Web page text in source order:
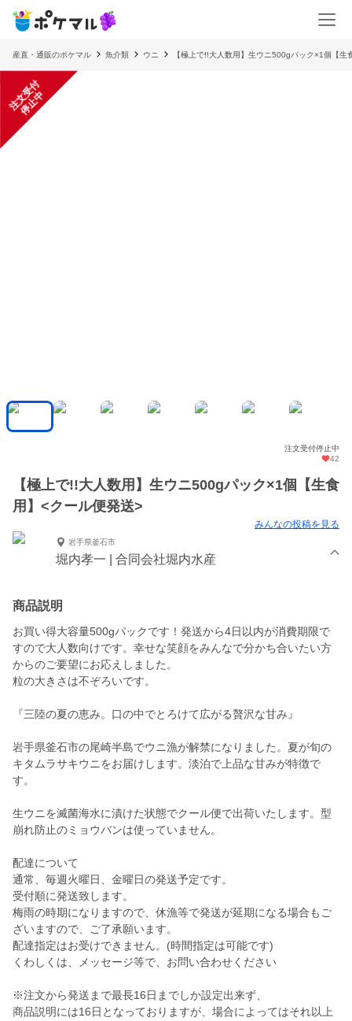
産直・通販のポケマル 魚介類 ウニ 【極上で!!大人数用】生ウニ500gパック×1個【生
注
文
受
付
停
止
中
注文受付停止中
42
【極上で!!大人数用】生ウニ500gパック×1個【生食
用】<クール便発送>
みんなの投稿を見る
岩手県釜石市
堀内孝一 | 合同会社堀内水産
商品説明
お買い得大容量500gパックです！発送から4日以内が消費期限で
すので大人数向けです。幸せな笑顔をみんなで分かち合いたい方
からのご要望にお応えしました。
粒の大きさは不ぞろいです。
『三陸の夏の恵み。口の中でとろけて広がる贅沢な甘み』
岩手県釜石市の尾崎半島でウニ漁が解禁になりました。夏が旬の
キタムラサキウニをお届けします。淡泊で上品な甘みが特徴で
す。
生ウニを滅菌海水に漬けた状態でクール便で出荷いたします。型
崩れ防止のミョウバンは使っていません。
配達について
通常、毎週火曜日、金曜日の発送予定です。
受付順に発送致します。
梅雨の時期になりますので、休漁等で発送が延期になる場合もご
ざいますので、ご了承願います。
配達指定はお受けできません。(時間指定は可能です)
くわしくは、メッセージ等で、お問い合わせください
※注文から発送まで最長16日までしか設定出来ず、
商品説明には16日となっておりますが、場合によってはそれ以上